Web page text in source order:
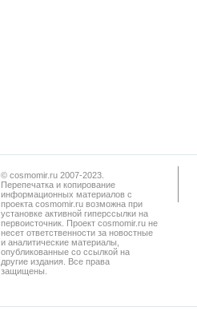
© cosmomir.ru 2007-2023.
Перепечатка и копирование
информационных материалов с
проекта cosmomir.ru возможна при
установке активной гиперссылки на
первоисточник. Проект cosmomir.ru не
несет ответственности за новостные
и аналитические материалы,
опубликованные со ссылкой на
другие издания. Все права
защищены.